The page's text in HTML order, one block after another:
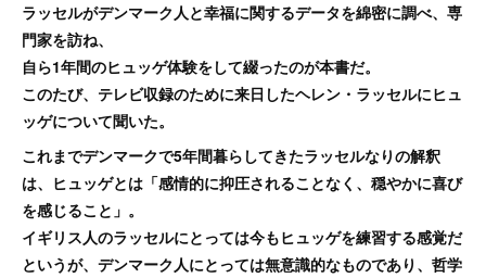
ラッセルがデンマーク人と幸福に関するデータを綿密に調べ、専
門家を訪ね、
自ら1年間のヒュッゲ体験をして綴ったのが本書だ。
このたび、テレビ収録のために来日したヘレン・ラッセルにヒュ
ッゲについて聞いた。
これまでデンマークで5年間暮らしてきたラッセルなりの解釈
は、ヒュッゲとは「感情的に抑圧されることなく、穏やかに喜び
を感じること」。
イギリス人のラッセルにとっては今もヒュッゲを練習する感覚だ
というが、デンマーク人にとっては無意識的なものであり、哲学